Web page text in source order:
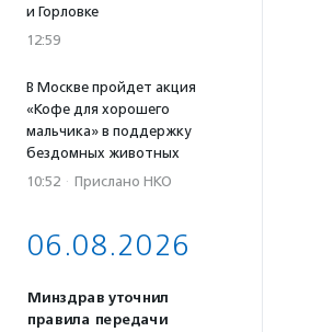
и Горловке
12:59
В Москве пройдет акция
«Кофе для хорошего
мальчика» в поддержку
бездомных животных
10:52 · Прислано НКО
06.08.2026
Минздрав уточнил
правила передачи